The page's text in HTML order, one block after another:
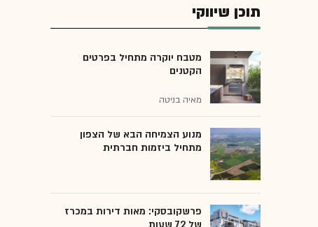
תוכן שיווקי
מטבח יוקרה מתחיל בפרטים
הקטנים
מאיה בניטה
מנוע הצמיחה הבא של הצפון
מתחיל ביזמות חברתית
פרשקובסקי: מאות דירות במכרז
של 72 שעות